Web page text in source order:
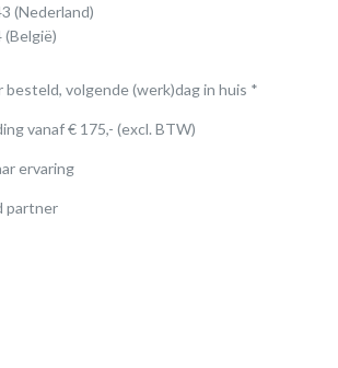
(Nederland)
(België)
besteld, volgende (werk)dag in huis *
vanaf € 175,- (excl. BTW)
ervaring
partner